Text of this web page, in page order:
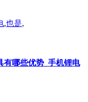
,也是,
有哪些优势_手机锂电